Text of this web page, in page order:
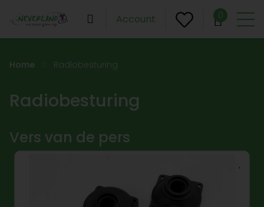
Account 0
Home Radiobesturing
Radiobesturing
Vers van de pers